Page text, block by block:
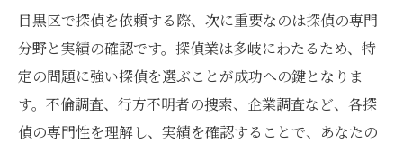
目黒区で探偵を依頼する際、次に重要なのは探偵の専門
分野と実績の確認です。探偵業は多岐にわたるため、特
定の問題に強い探偵を選ぶことが成功への鍵となりま
す。不倫調査、行方不明者の捜索、企業調査など、各探
偵の専門性を理解し、実績を確認することで、あなたの